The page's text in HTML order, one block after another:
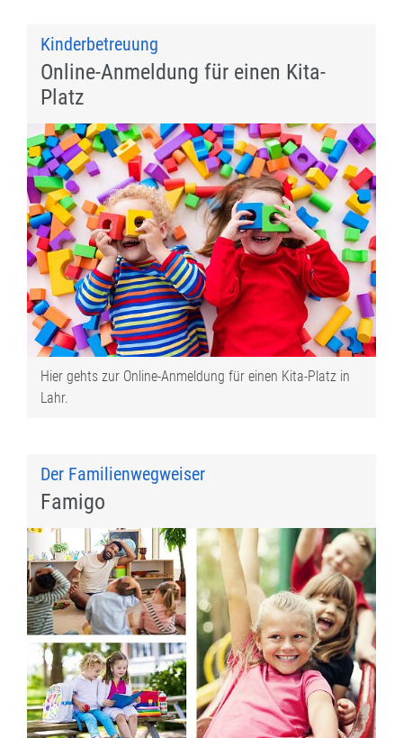
Kinderbetreuung
Online-Anmeldung für einen Kita-
Platz
Hier gehts zur Online-Anmeldung für einen Kita-Platz in
Lahr.
Der Familienwegweiser
Famigo